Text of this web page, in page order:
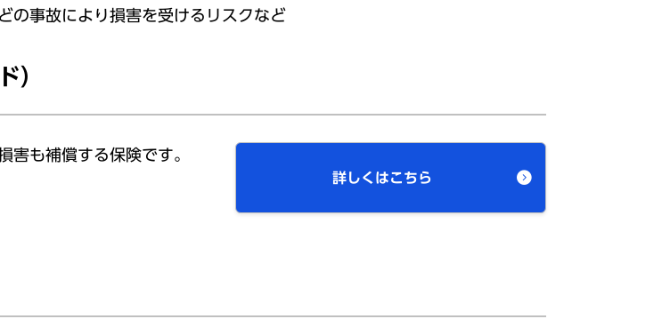
の事故により損害を受けるリスクなど
）
害も補償する保険です。
詳しくはこちら